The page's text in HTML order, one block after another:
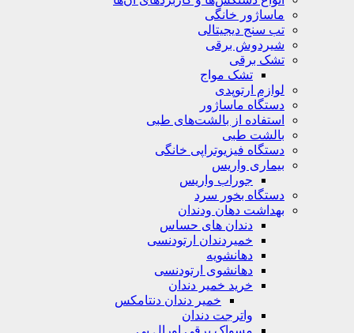
ماساژور خانگی
تب سنج دیجیتالی
شیردوش برقی
تشک برقی
تشک مواج
لوازم ارتوپدی
دستگاه ماساژور
استفاده از بالشت‌های طبی
بالشت‌ طبی
دستگاه فیزیوتراپی خانگی
بیماری واریس
جوراب واریس
دستگاه‌ بخور سرد
بهداشت دهان ودندان
دندان های حساس
خمیردندان ارتودنسی
دهانشویه‌
دهانشوی ارتودنسی
خرید خمیر دندان
خمیر دندان دنتامکس
واترجت دندان
مسواک برقی اورال بی